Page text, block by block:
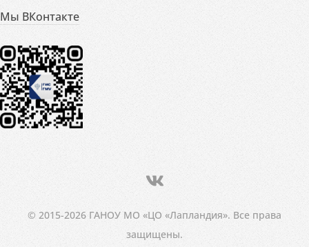
Мы ВКонтакте
© 2015-2026 ГАНОУ МО «ЦО «Лапландия». Все права
защищены.